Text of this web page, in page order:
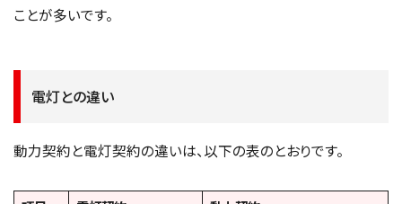
ことが多いです。
電灯との違い
動力契約と電灯契約の違いは、以下の表のとおりです。